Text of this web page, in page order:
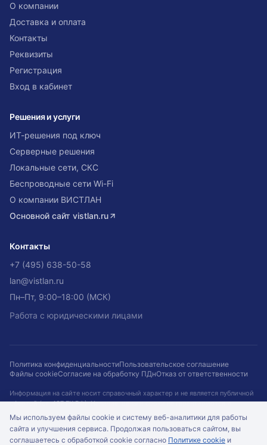
О компании
Доставка и оплата
Контакты
Реквизиты
Регистрация
Вход в кабинет
Решения и услуги
ИТ-решения под ключ
Серверные решения
Локальные сети, СКС
Беспроводные сети Wi-Fi
О компании ВИСТЛАН
Основной сайт vistlan.ru
Контакты
+7 (495) 638-50-58
lan@vistlan.ru
Пн–Пт, 9:00–18:00 (МСК)
Работа с юридическими лицами
Политика конфиденциальностиПользовательское соглашение
Файлы cookieСогласие на обработку ПДнОтказ от ответственности
Информация на сайте носит справочный характер и не является публичной
офертой (ст. 437 ГК РФ). Наличие, цены и сроки не гарантируются и
подтверждаются при оформлении заказа. Кейсы приведены для примера.
©2026 ООО «ВИСТЛАН». Все права защищены.
Мы используем файлы cookie и систему веб-аналитики для работы
сайта и улучшения сервиса. Продолжая пользоваться сайтом, вы
соглашаетесь с обработкой cookie согласно Политике cookie и